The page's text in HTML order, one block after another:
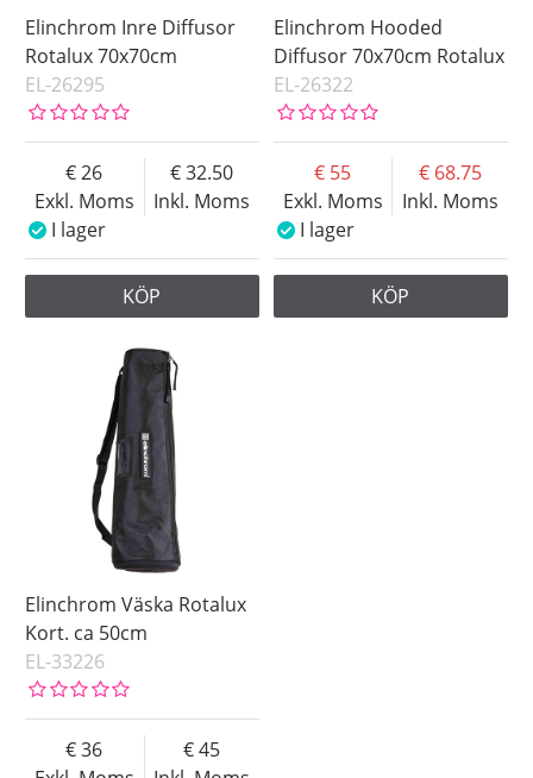
Elinchrom Inre Diffusor
Rotalux 70x70cm
EL-26295
Exkl. Moms
26
Inkl. Moms
32.50
I lager
KÖP
Elinchrom Hooded
Diffusor 70x70cm Rotalux
EL-26322
Exkl. Moms
55
Inkl. Moms
68.75
I lager
KÖP
Elinchrom Väska Rotalux
Kort. ca 50cm
EL-33226
36
45